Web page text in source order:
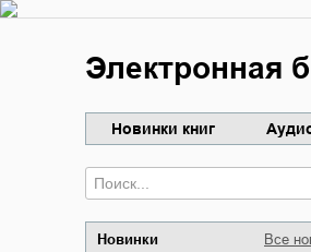
Электронная
Новинки книг
Новинки Все